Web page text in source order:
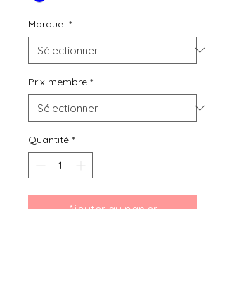
Marque *
Prix membre *
Quantité *
Ajouter au panier